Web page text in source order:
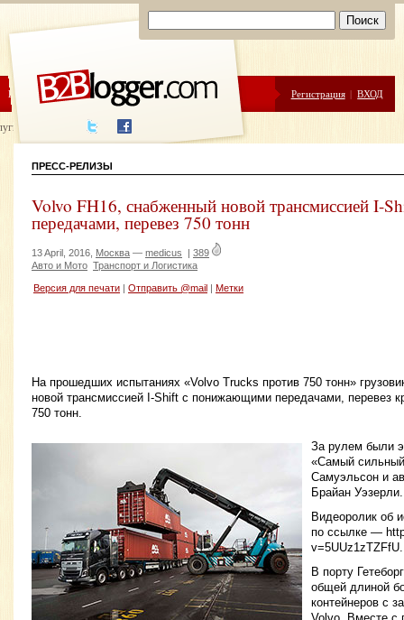
ЦЕНЫ ПОМОЩЬ Регистрация | ВХОД
написания
ПРЕСС-РЕЛИЗЫ
Volvo FH16, снабженный новой трансмиссией I-
передачами, перевез 750 тонн
13 April, 2016, Москва — medicus | 389
Авто и Мото Транспорт и Логистика
Версия для печати Отправить @mail Метки
На прошедших испытаниях «Volvo Trucks против 750 тонн»
новой трансмиссией I-Shift с понижающими передачами, перевез
750 тонн.
За рулем были
«Самый
Самуэльсон и
Брайан Уэзерли.
Видеоролик об
по ссылке —
v=5UUz1zTZFfU.
В порту
общей длиной
контейнеров с